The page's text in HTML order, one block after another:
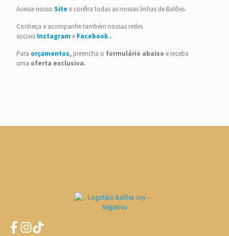
Acesse nosso Site e confira todas as nossas linhas de Balões.
Conheça e acompanhe também nossas redes
sociais Instagram e Facebook .
Para orçamentos, preencha o formulário abaixo e receba
uma oferta exclusiva.